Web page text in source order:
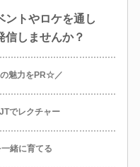
ントやロケを通し
信しませんか？
魅力をPR☆／
でレクチャー
緒に育てる